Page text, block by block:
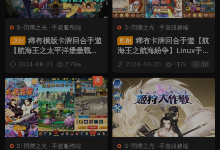
S-閃爍之光 · 手遊服務端
原創
稀有橫版卡牌回合手遊
【航海王之太平洋堡壘戰】L
inux手工服務端+安卓蘋果
雙端+GM授權後台+加解密
工具+全套表+視頻架設教程
2024-06-21
2.78w
S-閃爍之光 · 手遊服務端
原創
稀有卡牌回合手遊【航
海王之航海紛争】Linux手工
服務端+安卓蘋果雙端+GM
授權後台+加解密工具+全套
表+視頻架設教程
2024-06-20 1.17k 30
S-閃爍之光 · 手遊服務端
薦
S-閃爍之光 · 手遊服務端